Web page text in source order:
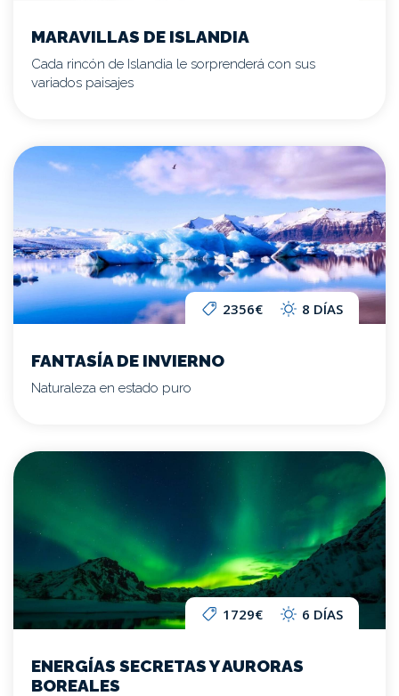
MARAVILLAS DE ISLANDIA
Cada rincón de Islandia le sorprenderá con sus
variados paisajes
2356€ 8 DÍAS
FANTASÍA DE INVIERNO
Naturaleza en estado puro
1729€ 6 DÍAS
ENERGÍAS SECRETAS Y AURORAS
BOREALES